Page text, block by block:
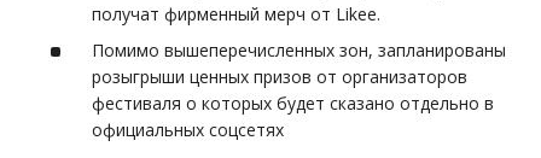
получат фирменный мерч от Likee.
Помимо вышеперечисленных зон, запланированы
розыгрыши ценных призов от организаторов
фестиваля о которых будет сказано отдельно в
официальных соцсетях